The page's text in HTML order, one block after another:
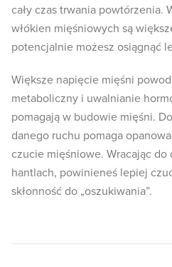
cały czas trwania powtórzenia.
włókien mięśniowych są
potencjalnie możesz osiągnąć
Większe napięcie mięśni
metaboliczny i uwalnianie
pomagają w budowie mięśni.
danego ruchu pomaga
czucie mięśniowe. Wracając
hantlach, powinieneś lepiej
skłonność do „oszukiwania”.